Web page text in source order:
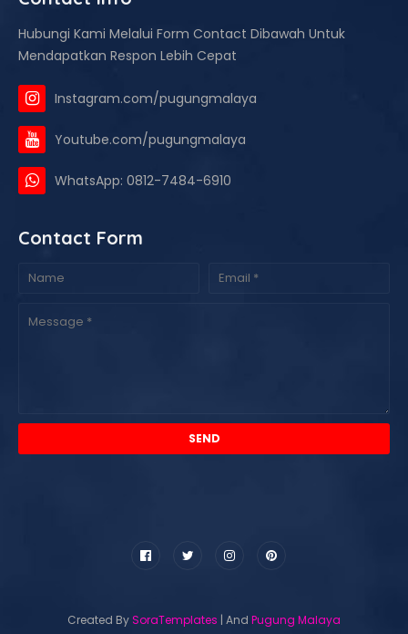
Hubungi Kami Melalui Form Contact Dibawah Untuk
Mendapatkan Respon Lebih Cepat
Instagram.com/pugungmalaya
Youtube.com/pugungmalaya
WhatsApp: 0812-7484-6910
Contact Form
Created BySoraTemplates | And Pugung Malaya